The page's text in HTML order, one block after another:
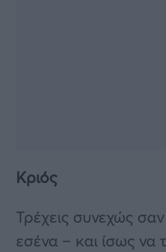
Κριός
Τρέχεις συνεχώς
εσένα – και ίσως να